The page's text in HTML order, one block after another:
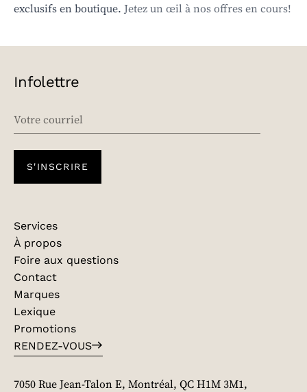
exclusifs en boutique. Jetez un œil à nos offres en cours!
Infolettre
S'INSCRIRE
Services
À propos
Foire aux questions
Contact
Marques
Lexique
Promotions
RENDEZ-VOUS
7050 Rue Jean-Talon E, Montréal, QC H1M 3M1,